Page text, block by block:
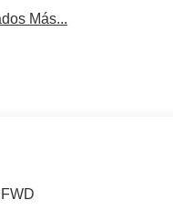
Más...